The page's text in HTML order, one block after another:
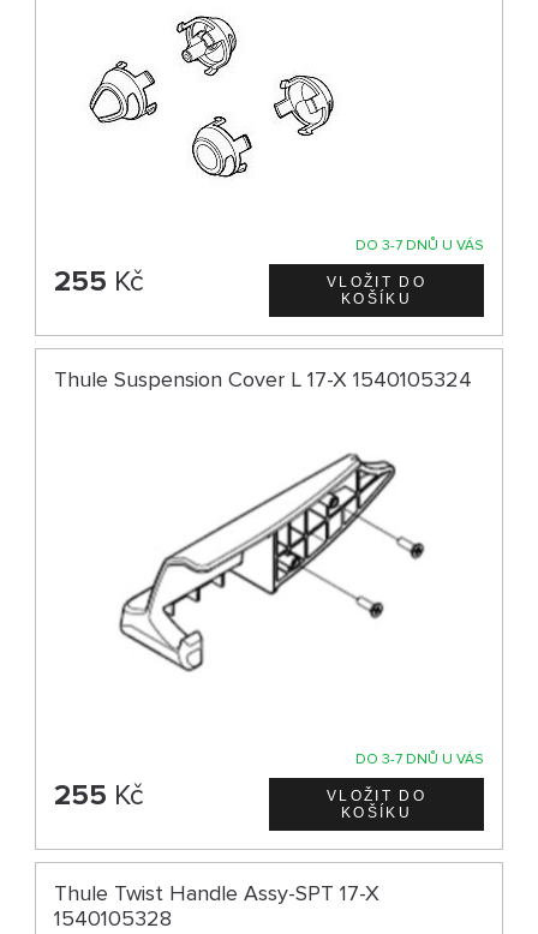
DO 3-7 DNŮ U VÁS
255 Kč
Thule Suspension Cover L 17-X 1540105324
DO 3-7 DNŮ U VÁS
255 Kč
Thule Twist Handle Assy-SPT 17-X
1540105328